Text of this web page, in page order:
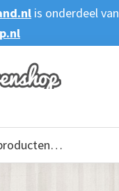
is onderdeel van